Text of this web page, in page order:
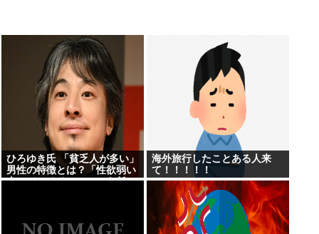
ひろゆき氏 「貧乏人が多い」
男性の特徴とは？「性欲弱い
人ってモチベーションも低い
海外旅行したことある人来
て！！！！！